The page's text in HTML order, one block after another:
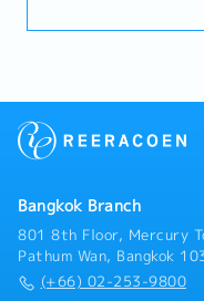
サポートを担当いた
調整・プロジェクト
び原価管理・社内エ
Bangkok Branch
801 8th Floor, Mercury
Pathum Wan, Bangkok
(+66) 02-253-9800